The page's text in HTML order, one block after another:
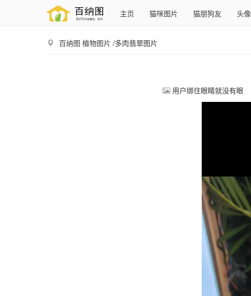
主页 猫咪图片 猫朋狗友 头像
百纳图 植物图片 /多肉翡翠图片
用户绑住眼睛就没有眼